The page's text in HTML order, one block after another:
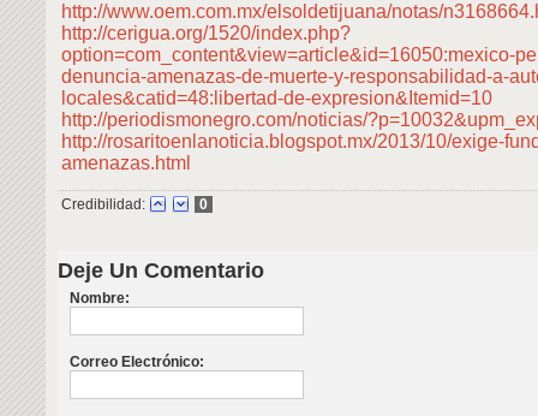
http://www.oem.com.mx/elsoldetijuana/notas/
http://cerigua.org/1520/index.php?
option=com_content&view=article&id=16050:mexico-
denuncia-amenazas-de-muerte-y-responsabilidad-a-
locales&catid=48:libertad-de-expresion&Itemid=10
http://periodismonegro.com/noticias/
http://rosaritoenlanoticia.blogspot.mx/2013/10/exige-
amenazas.html
Credibilidad: 0
Deje Un Comentario
Nombre:
Correo Electrónico: